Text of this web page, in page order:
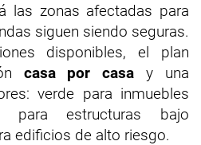
las zonas afectadas para
siguen siendo seguras.
disponibles, el plan
casa por casa y una
verde para inmuebles
para estructuras bajo
edificios de alto riesgo.